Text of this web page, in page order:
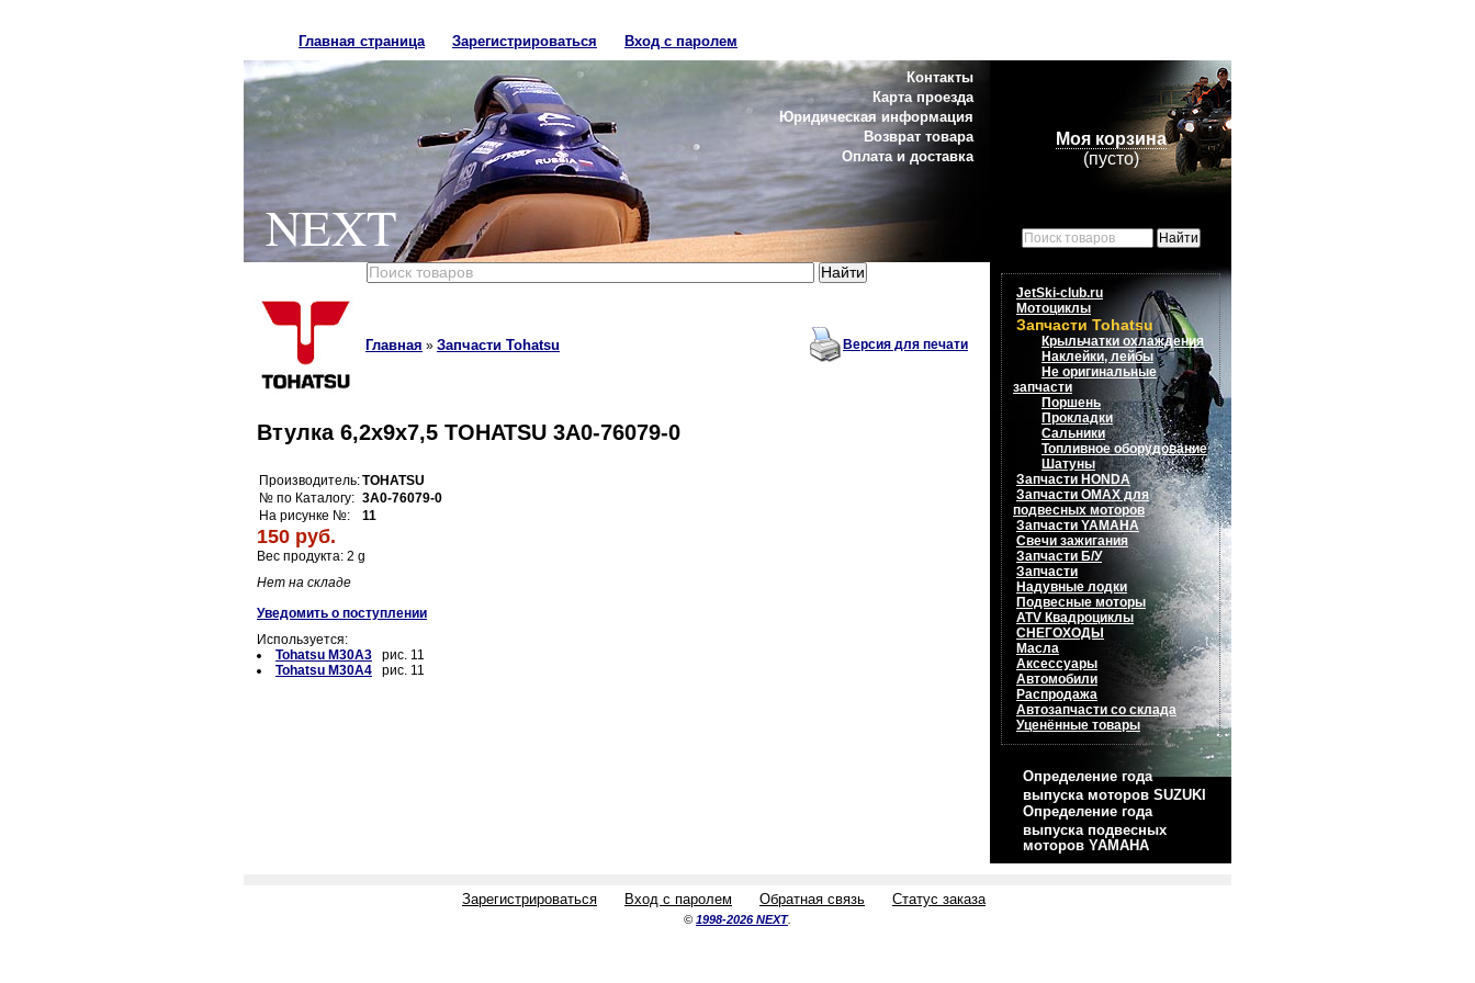
Главная страница Зарегистрироваться Вход с паролем
NEXT
Контакты
Карта проезда
Юридическая информация
Возврат товара
Оплата и доставка
Моя корзина
(пусто)
Главная » Запчасти Tohatsu Версия для печати
Втулка 6,2x9x7,5 TOHATSU 3A0-76079-0
Производитель:TOHATSU
№ по Каталогу: 3A0-76079-0
На рисунке №:
11
150 руб.
Вес продукта: 2 g
Нет на складе
Уведомить о поступлении
Используется:
Tohatsu M30A3 рис. 11
Tohatsu M30A4 рис. 11
JetSki-club.ru
Мотоциклы
Запчасти Tohatsu
Крыльчатки охлаждения
Наклейки, лейбы
Не оригинальные
запчасти
Поршень
Прокладки
Сальники
Топливное оборудование
Шатуны
Запчасти HONDA
Запчасти OMAX для
подвесных моторов
Запчасти YAMAHA
Свечи зажигания
Запчасти Б/У
Запчасти
Надувные лодки
Подвесные моторы
ATV Квадроциклы
СНЕГОХОДЫ
Масла
Аксессуары
Автомобили
Распродажа
Автозапчасти со склада
Уценённые товары
Определение года
выпуска моторов SUZUKI
Определение года
выпуска подвесных
моторов YAMAHA
Зарегистрироваться Вход с паролем Обратная связь Статус заказа
© 1998-2026 NEXT.